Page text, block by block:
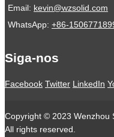
Email: kevin@wzsolid.com
WhatsApp: +86-
Siga-nos
Facebook Twitter LinkedIn
Copyright © 2023 Wenzhou
All rights reserved.